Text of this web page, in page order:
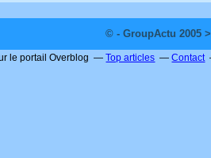
© - GroupActu 2005
le portail Overblog Top articles Contact